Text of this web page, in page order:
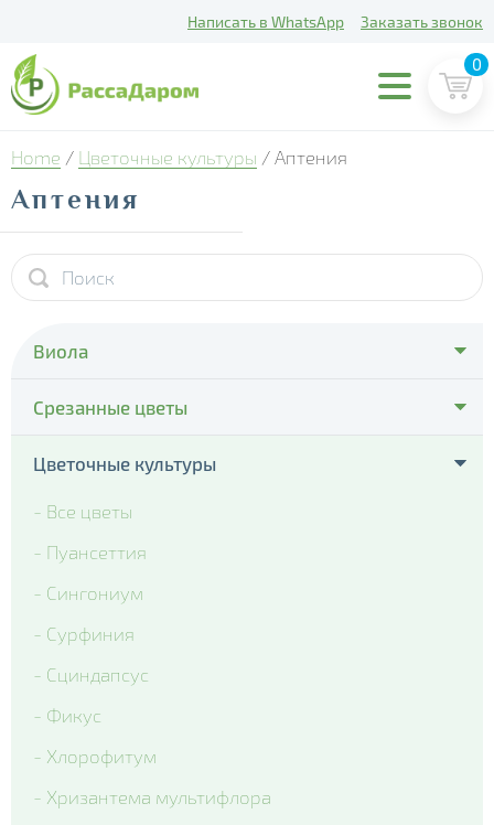
Написать в WhatsApp Заказать звонок
0
Home / Цветочные культуры / Аптения
Аптения
Виола
- Cello Deep Orange
- Colossus Pure Golden Yellow
- Delta Clear Color mix
- Delta Pro Violet and White
- Matrix Blue Blotch
- Matrix Citrus Mix
- Matrix Denim
- Matrix Mix Blotch
- Matrix White
- Matrix Yellow Blotch
Срезанные цветы
- Тюльпаны
Цветочные культуры
- Все цветы
- Пуансеттия
- Сингониум
- Сурфиния
- Сциндапсус
- Фикус
- Хлорофитум
- Хризантема мультифлора